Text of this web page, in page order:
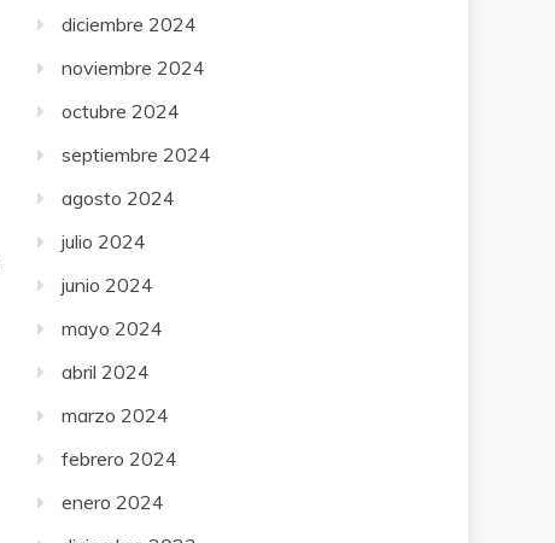
diciembre 2024
noviembre 2024
octubre 2024
septiembre 2024
agosto 2024
julio 2024
junio 2024
mayo 2024
abril 2024
marzo 2024
febrero 2024
enero 2024